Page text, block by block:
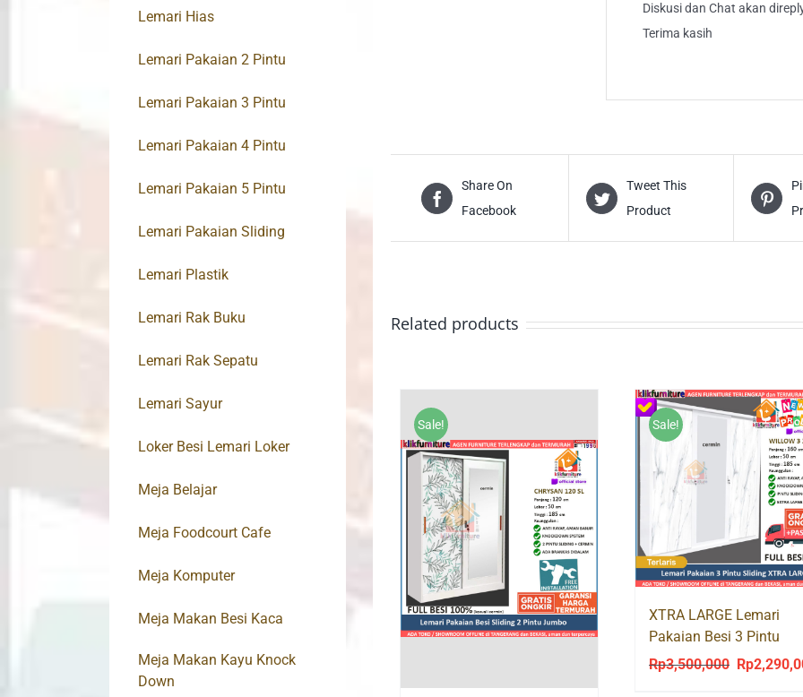
Diskusi dan Chat akan
Terima kasih
Share On
Facebook
Tweet This
Product
Related products
Sale! Sale!
XTRA LARGE Lemari
Pakaian Besi 3 Pintu
Sliding WILLOW XL
Rp3,500,000
Original
Rp
Lemari Hias
Lemari Pakaian 2 Pintu
Lemari Pakaian 3 Pintu
Lemari Pakaian 4 Pintu
Lemari Pakaian 5 Pintu
Lemari Pakaian Sliding
Lemari Plastik
Lemari Rak Buku
Lemari Rak Sepatu
Lemari Sayur
Loker Besi Lemari Loker
Meja Belajar
Meja Foodcourt Cafe
Meja Komputer
Meja Makan Besi Kaca
Meja Makan Kayu Knock
Down